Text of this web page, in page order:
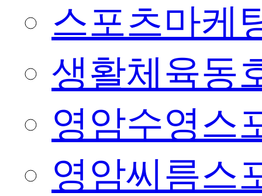
스포츠마케
생활체육동
영암수영스
영암씨름스